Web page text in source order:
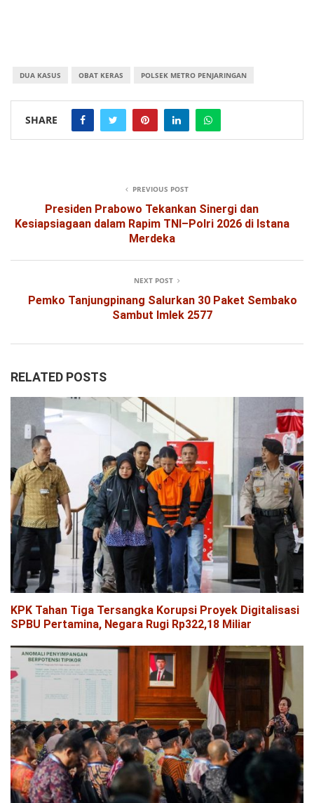
DUA KASUS OBAT KERAS POLSEK METRO PENJARINGAN
SHARE
PREVIOUS POST
Presiden Prabowo Tekankan Sinergi dan
Kesiapsiagaan dalam Rapim TNI–Polri 2026 di Istana
Merdeka
NEXT POST
Pemko Tanjungpinang Salurkan 30 Paket Sembako
Sambut Imlek 2577
RELATED POSTS
KPK Tahan Tiga Tersangka Korupsi Proyek Digitalisasi
SPBU Pertamina, Negara Rugi Rp322,18 Miliar